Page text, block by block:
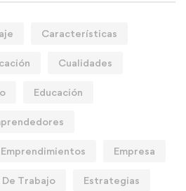
Características
Cualidades
Educación
Emprendimientos Empresa
De Trabajo Estrategias